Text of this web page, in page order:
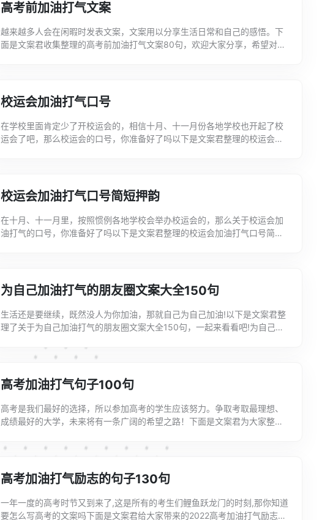
高考前加油打气文案
越来越多人会在闲暇时发表文案，文案用以分享生活日常和自己的感悟。下
面是文案君收集整理的高考前加油打气文案80句，欢迎大家分享，希望对大
校运会加油打气口号
在学校里面肯定少了开校运会的，相信十月、十一月份各地学校也开起了校
运会了吧，那么校运会的口号，你准备好了吗以下是文案君整理的校运会加
校运会加油打气口号简短押韵
在十月、十一月里，按照惯例各地学校会举办校运会的，那么关于校运会加
油打气的口号，你准备好了吗以下是文案君整理的校运会加油打气口号简短
为自己加油打气的朋友圈文案大全150句
生活还是要继续，既然没人为你加油，那就自己为自己加油!以下是文案君整
理了关于为自己加油打气的朋友圈文案大全150句，一起来看看吧!为自己加
高考加油打气句子100句
高考是我们最好的选择，所以参加高考的学生应该努力。争取考取最理想、
成绩最好的大学，未来将有一条广阔的希望之路！下面是文案君为大家整理
油...
高考加油打气励志的句子130句
一年一度的高考时节又到来了,这是所有的考生们鲤鱼跃龙门的时刻,那你知道
要怎么写高考的文案吗下面是文案君给大家带来的2022高考加油打气励志的